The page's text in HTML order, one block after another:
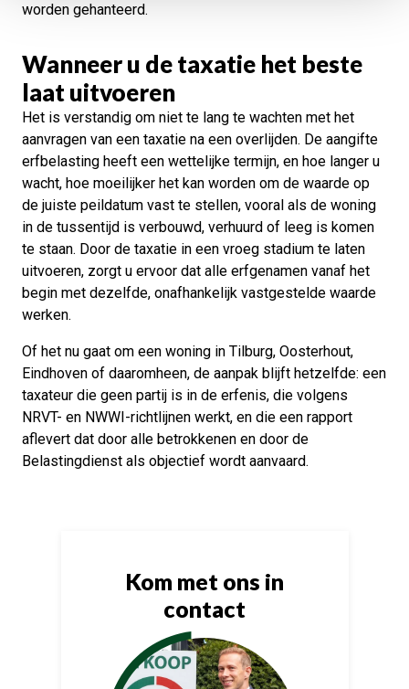
worden gehanteerd.
Wanneer u de taxatie het beste
laat uitvoeren
Het is verstandig om niet te lang te wachten met het
aanvragen van een taxatie na een overlijden. De aangifte
erfbelasting heeft een wettelijke termijn, en hoe langer u
wacht, hoe moeilijker het kan worden om de waarde op
de juiste peildatum vast te stellen, vooral als de woning
in de tussentijd is verbouwd, verhuurd of leeg is komen
te staan. Door de taxatie in een vroeg stadium te laten
uitvoeren, zorgt u ervoor dat alle erfgenamen vanaf het
begin met dezelfde, onafhankelijk vastgestelde waarde
werken.
Of het nu gaat om een woning in Tilburg, Oosterhout,
Eindhoven of daaromheen, de aanpak blijft hetzelfde: een
taxateur die geen partij is in de erfenis, die volgens
NRVT- en NWWI-richtlijnen werkt, en die een rapport
aflevert dat door alle betrokkenen en door de
Belastingdienst als objectief wordt aanvaard.
Kom met ons in
contact